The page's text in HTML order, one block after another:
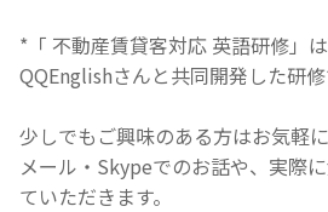
*「 不動産賃貸客対応 英語研修」
QQEnglishさんと共同開発した研修
少しでもご興味のある方はお気軽
メール・Skypeでのお話や、実際
ていただきます。